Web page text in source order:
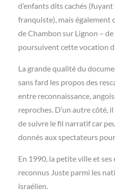
d’enfants dits cachés (fuyant
franquiste), mais également
de Chambon sur Lignon –
poursuivent cette vocation
La grande qualité du
sans fard les propos des
entre reconnaissance,
reproches. D’un autre côté,
de suivre le fil narratif car
donnés aux spectateurs
En 1990, la petite ville et
reconnus Juste parmi les
israélien.